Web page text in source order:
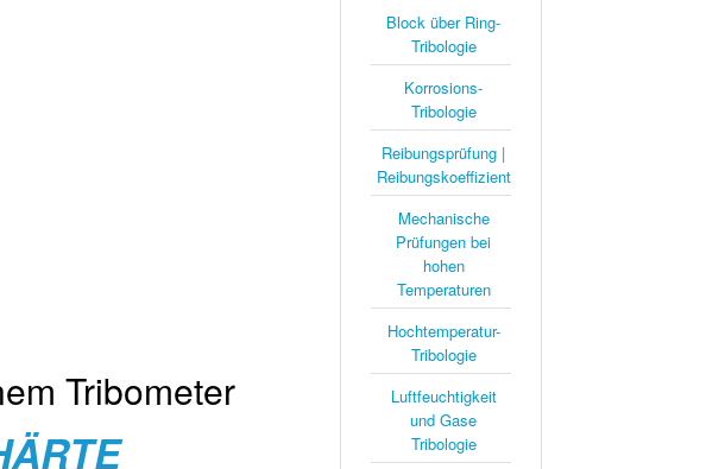
Tribometer
Block über Ring-
Tribologie
Korrosions-
Tribologie
Reibungsprüfung |
Reibungskoeffizient
Mechanische
Prüfungen bei
hohen
Temperaturen
Hochtemperatur-
Tribologie
Luftfeuchtigkeit
und Gase
Tribologie